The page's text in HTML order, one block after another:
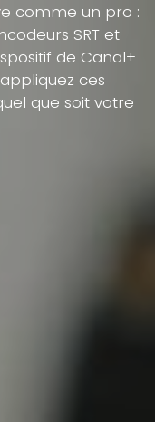
comme un pro :
SRT et
de Canal+
ces
que soit votre